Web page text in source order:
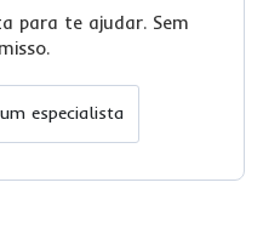
para te ajudar. Sem
especialista